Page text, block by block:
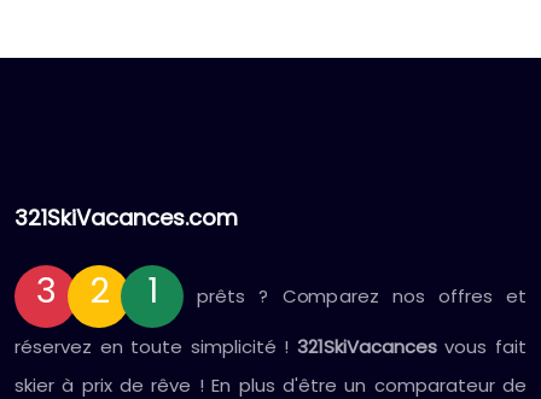
321SkiVacances.com
3 2 1
prêts ? Comparez nos offres et
réservez en toute simplicité ! 321SkiVacancesvous fait
skier à prix de rêve ! En plus d'être un comparateur de